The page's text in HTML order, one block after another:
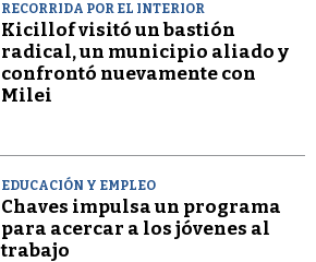
RECORRIDA POR EL INTERIOR
Kicillof visitó un bastión
radical, un municipio aliado y
confrontó nuevamente con
Milei
EDUCACIÓN Y EMPLEO
Chaves impulsa un programa
para acercar a los jóvenes al
trabajo